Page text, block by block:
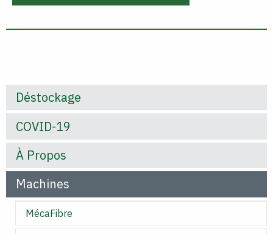
Déstockage
COVID-19
À Propos
Machines
MécaFibre